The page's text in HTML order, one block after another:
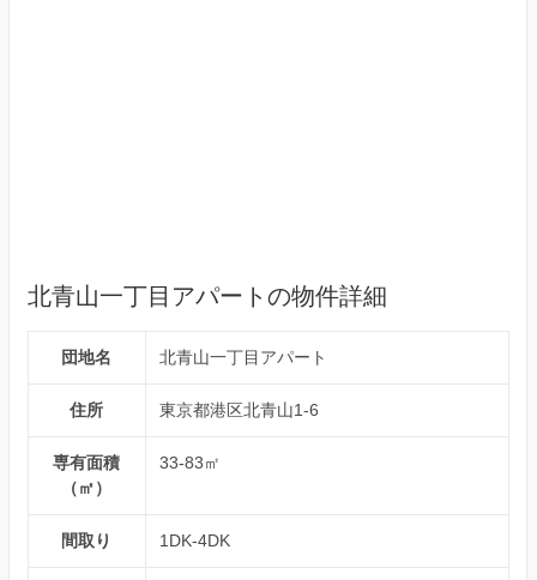
北青山一丁目アパートの物件詳細
団地名 北青山一丁目アパート
住所 東京都港区北青山1-6
専有面積
（㎡）
33-83㎡
間取り 1DK-4DK